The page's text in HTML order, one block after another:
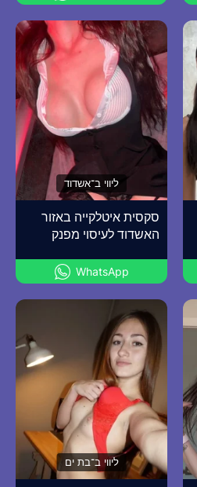
ליווי ב־אשדוד
סקסית איטלקייה באזור
האשדוד לעיסוי מפנק
WhatsApp
ליווי ב־בת ים